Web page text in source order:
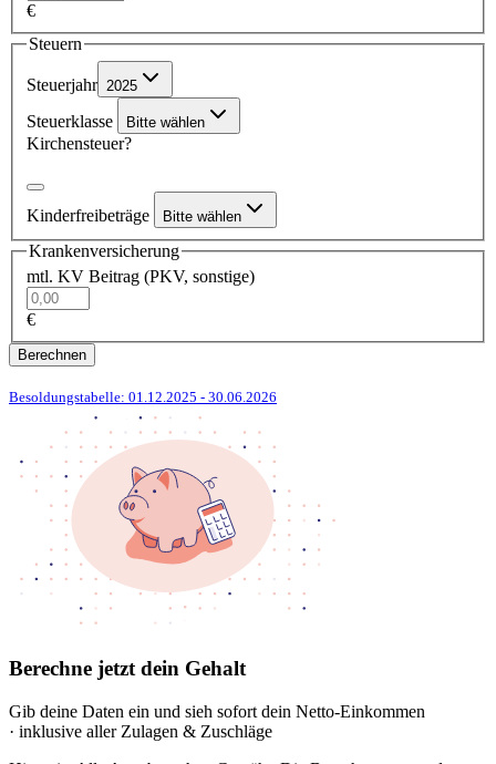
€
Steuern
Steuerjahr 2025
Steuerklasse Bitte wählen
Kirchensteuer?
Kinderfreibeträge Bitte wählen
Krankenversicherung
mtl. KV Beitrag (PKV, sonstige)
€
Berechnen
Besoldungstabelle: 01.12.2025 - 30.06.2026
Berechne jetzt dein Gehalt
Gib deine Daten ein und sieh sofort dein Netto-Einkommen
· inklusive aller Zulagen & Zuschläge